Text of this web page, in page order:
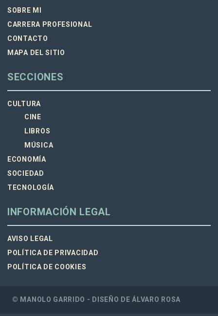
SOBRE MI
CARRERA PROFESIONAL
CONTACTO
MAPA DEL SITIO
SECCIONES
CULTURA
CINE
LIBROS
MÚSICA
ECONOMÍA
SOCIEDAD
TECNOLOGÍA
INFORMACIÓN LEGAL
AVISO LEGAL
POLÍTICA DE PRIVACIDAD
POLÍTICA DE COOKIES
© MANOLO GARRIDO - DISEÑO DEÁLVARO ROSA